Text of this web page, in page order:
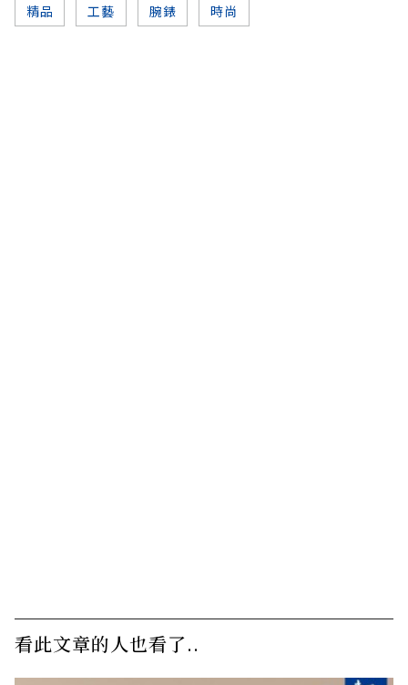
精品 工藝 腕錶 時尚
看此文章的人也看了..